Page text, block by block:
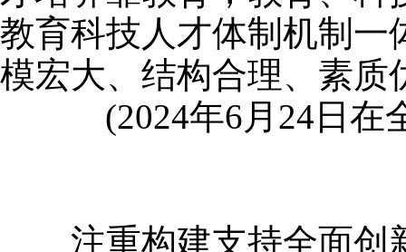
教育科技人才体制机制一
模宏大、结构合理、素质
(2024年6月24日在
注重构建支持全面创新